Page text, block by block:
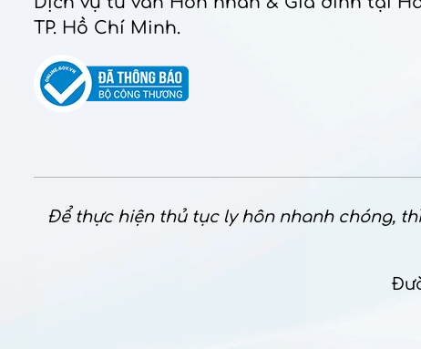
TP. Hồ Chí Minh.
Để thực hiện thủ tục ly hôn nhanh chóng,